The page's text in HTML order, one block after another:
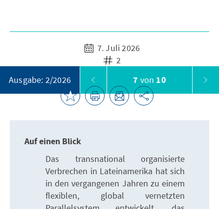
7. Juli 2026
2
Ausgabe: 2/2026
7 von 10
Auf einen Blick
Das transnational organisierte
Verbrechen in Lateinamerika hat sich
in den vergangenen Jahren zu einem
flexiblen, global vernetzten